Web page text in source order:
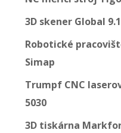
3D skener Global
Robotické
Simap
Trumpf CNC
5030
3D tiskárna